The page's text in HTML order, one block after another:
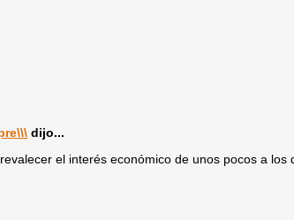
dijo...
el interés económico de unos pocos a